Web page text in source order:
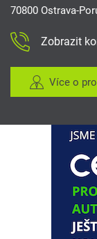
70800 Ostrava-
Zobrazit
Více o